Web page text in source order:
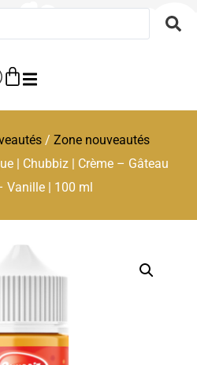
/ Zone nouveautés
| Chubbiz | Crème – Gâteau
Vanille | 100 ml